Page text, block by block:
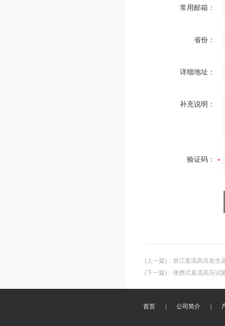
常用邮箱：
省份：
详细地址：
补充说明：
验证码：
(上一篇) ： 浙江直流高压发生
(下一篇) ： 便携式直流高压试
首页 公司简介